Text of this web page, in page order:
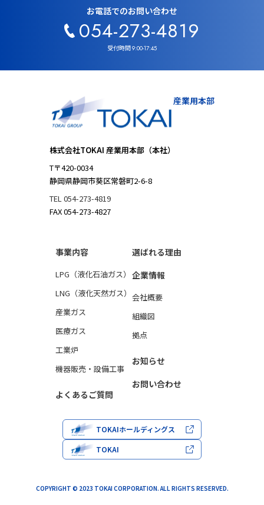
お電話でのお問い合わせ
054-273-4819
受付時間9:00-17:45
産業用本部
株式会社TOKAI 産業用本部（本社）
T〒420-0034
静岡県静岡市葵区常磐町2-6-8
TEL 054-273-4819
FAX 054-273-4827
事業内容
LPG（液化石油ガス）
LNG（液化天然ガス）
産業ガス
医療ガス
工業炉
機器販売・設備工事
よくあるご質問
選ばれる理由
企業情報
会社概要
組織図
拠点
お知らせ
お問い合わせ
TOKAIホールディングス
TOKAI
COPYRIGHT © 2023 TOKAI CORPORATION. ALL RIGHTS RESERVED.